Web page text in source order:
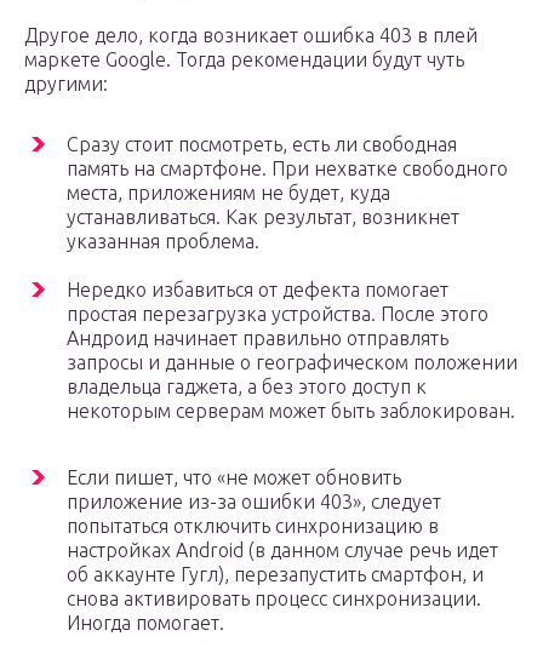
Другое дело, когда возникает ошибка 403 в плей
маркете Google. Тогда рекомендации будут чуть
другими:
Сразу стоит посмотреть, есть ли свободная
память на смартфоне. При нехватке свободного
места, приложениям не будет, куда
устанавливаться. Как результат, возникнет
указанная проблема.
Нередко избавиться от дефекта помогает
простая перезагрузка устройства. После этого
Андроид начинает правильно отправлять
запросы и данные о географическом положении
владельца гаджета, а без этого доступ к
некоторым серверам может быть заблокирован.
Если пишет, что «не может обновить
приложение из-за ошибки 403», следует
попытаться отключить синхронизацию в
настройках Android (в данном случае речь идет
об аккаунте Гугл), перезапустить смартфон, и
снова активировать процесс синхронизации.
Иногда помогает.